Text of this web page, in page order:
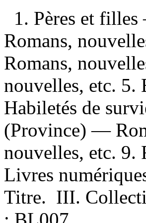
1. Pères et
Romans,
Romans,
nouvelles, etc.
Habiletés de
(Province) —
nouvelles, etc. 9.
Livres
Titre. III.